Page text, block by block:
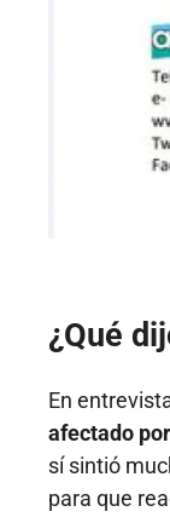
¿Qué
En
afectado
sí sintió
para que